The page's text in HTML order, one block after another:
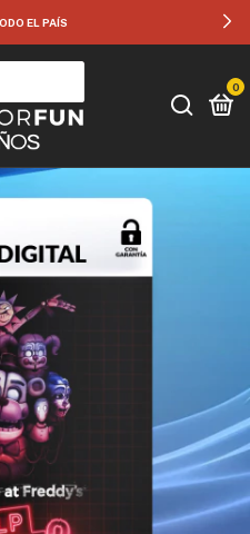
EL PAÍS
0